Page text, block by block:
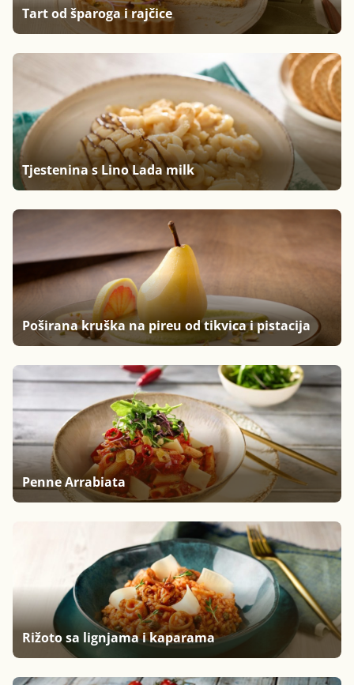
Tart od šparoga i rajčice
Tjestenina s Lino Lada milk
Poširana kruška na pireu od tikvica i pistacija
Penne Arrabiata
Rižoto sa lignjama i kaparama